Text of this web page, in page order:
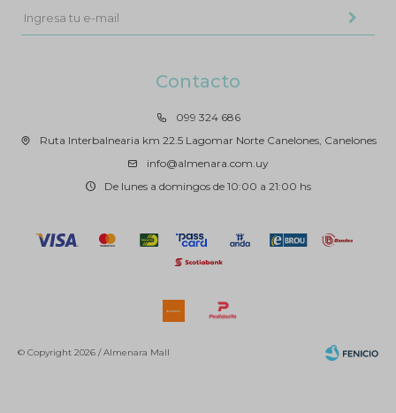
Contacto
099 324 686
Ruta Interbalnearia km 22.5 Lagomar Norte Canelones, Canelones
info@almenara.com.uy
De lunes a domingos de 10:00 a 21:00 hs
© Copyright 2026 / Almenara Mall